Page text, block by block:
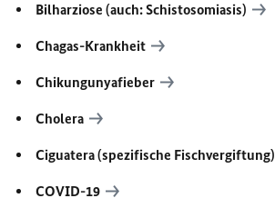
Bilharziose (auch: Schistosomiasis)
Chagas-Krankheit
Chikungunyafieber
Cholera
Ciguatera (spezifische Fischvergiftung)
COVID-19